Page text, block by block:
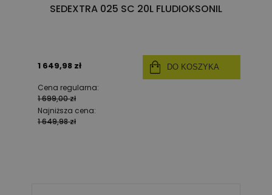
SEDEXTRA 025 SC 20L FLUDIOKSONIL
1 649,98 zł
Cena regularna:
1 699,00 zł
Najniższa cena:
1 649,98 zł
DO KOSZYKA